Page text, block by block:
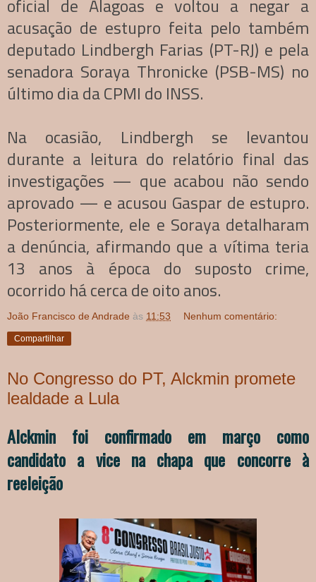
oficial de Alagoas e voltou a negar a
acusação de estupro feita pelo também
deputado Lindbergh Farias (PT-RJ) e pela
senadora Soraya Thronicke (PSB-MS) no
último dia da CPMI do INSS.
Na ocasião, Lindbergh se levantou
durante a leitura do relatório final das
investigações — que acabou não sendo
aprovado — e acusou Gaspar de estupro.
Posteriormente, ele e Soraya detalharam
a denúncia, afirmando que a vítima teria
13 anos à época do suposto crime,
ocorrido há cerca de oito anos.
João Francisco de Andrade às 11:53 Nenhum comentário:
Compartilhar
No Congresso do PT, Alckmin promete
lealdade a Lula
Alckmin foi confirmado em março como
candidato a vice na chapa que concorre à
reeleição